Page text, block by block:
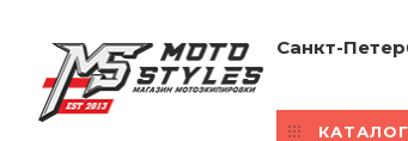
Санкт-
КАТАЛОГ